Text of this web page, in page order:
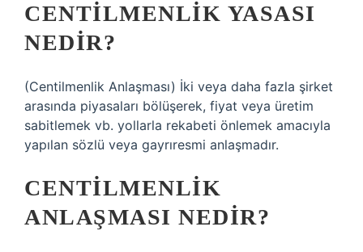
CENTILMENLIK YASASI
NEDIR?
(Centilmenlik Anlaşması) İki veya daha fazla şirket
arasında piyasaları bölüşerek, fiyat veya üretim
sabitlemek vb. yollarla rekabeti önlemek amacıyla
yapılan sözlü veya gayrıresmi anlaşmadır.
CENTILMENLIK
ANLAŞMASI NEDIR?